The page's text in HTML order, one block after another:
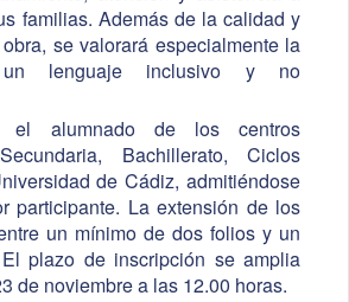
familias. Además de la calidad y
se valorará especialmente la
lenguaje inclusivo y no
el alumnado de los centros
Bachillerato, Ciclos
de Cádiz, admitiéndose
participante. La extensión de los
un mínimo de dos folios y un
plazo de inscripción se amplia
de noviembre a las 12.00 horas.